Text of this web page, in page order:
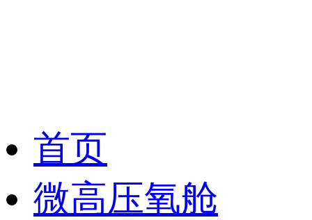
首页
微高压氧舱